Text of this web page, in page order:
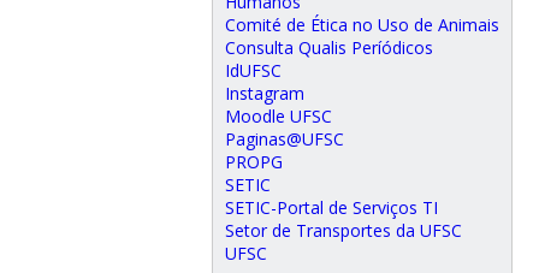
Comité de Ética no Uso de Animais
Consulta Qualis Períódicos
IdUFSC
Instagram
Moodle UFSC
Paginas@UFSC
PROPG
SETIC
SETIC-Portal de Serviços TI
Setor de Transportes da UFSC
UFSC